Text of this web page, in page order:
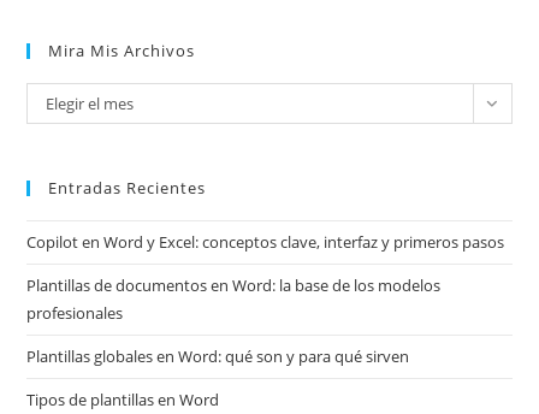
Mira Mis Archivos
Mira
mis
Elegir el mes
Entradas Recientes
Copilot en Word y Excel: conceptos clave, interfaz y primeros pasos
Plantillas de documentos en Word: la base de los modelos
profesionales
Plantillas globales en Word: qué son y para qué sirven
Tipos de plantillas en Word